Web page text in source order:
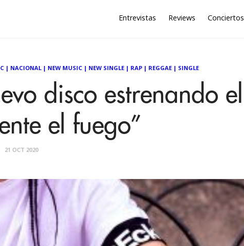
Entrevistas Reviews Conciertos
| NACIONAL | NEW MUSIC | NEW SINGLE | RAP | REGGAE | SINGLE
disco estrenando el
el fuego”
21 OCT 2020